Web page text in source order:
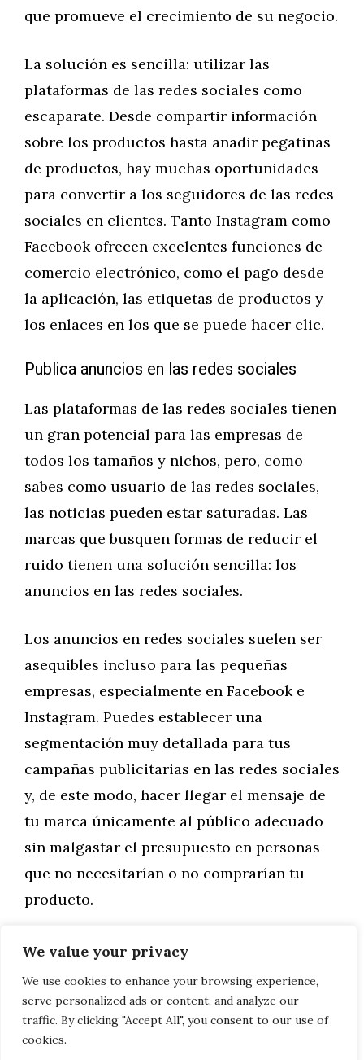
We value your privacy
We use cookies to enhance your browsing experience,
serve personalized ads or content, and analyze our
traffic. By clicking "Accept All", you consent to our use of
cookies.
que promueve el crecimiento de su negocio.
La solución es sencilla: utilizar las
plataformas de las redes sociales como
escaparate. Desde compartir información
sobre los productos hasta añadir pegatinas
de productos, hay muchas oportunidades
para convertir a los seguidores de las redes
sociales en clientes. Tanto Instagram como
Facebook ofrecen excelentes funciones de
comercio electrónico, como el pago desde
la aplicación, las etiquetas de productos y
los enlaces en los que se puede hacer clic.
Publica anuncios en las redes sociales
Las plataformas de las redes sociales tienen
un gran potencial para las empresas de
todos los tamaños y nichos, pero, como
sabes como usuario de las redes sociales,
las noticias pueden estar saturadas. Las
marcas que busquen formas de reducir el
ruido tienen una solución sencilla: los
anuncios en las redes sociales.
Los anuncios en redes sociales suelen ser
asequibles incluso para las pequeñas
empresas, especialmente en Facebook e
Instagram. Puedes establecer una
segmentación muy detallada para tus
campañas publicitarias en las redes sociales
y, de este modo, hacer llegar el mensaje de
tu marca únicamente al público adecuado
sin malgastar el presupuesto en personas
que no necesitarían o no comprarían tu
producto.
Categorías
Marketing
El renovado Skoda Octavia 2017
Volkswagen Tiguan Allspace